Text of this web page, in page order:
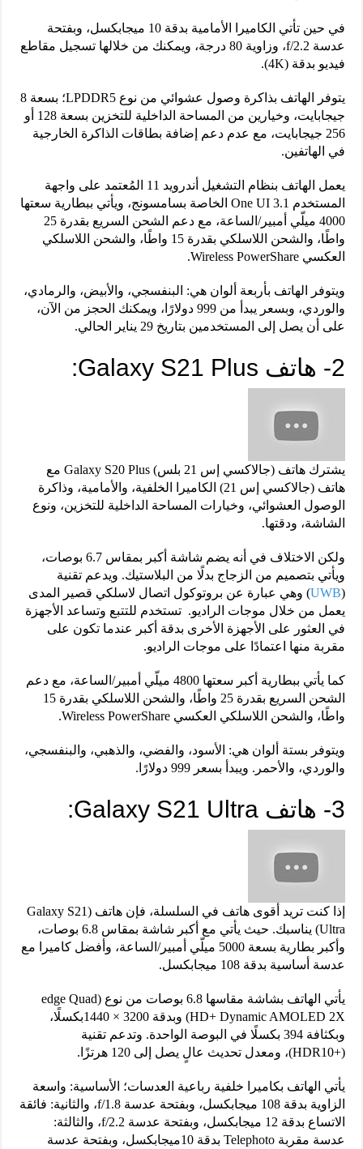
في حين تأتي الكاميرا الأمامية بدقة 10 ميجابكسل، وبفتحة
عدسة f/2.2، وزاوية 80 درجة، ويمكنك من خلالها تسجيل مقاطع
فيديو بدقة (4K).
يتوفر الهاتف بذاكرة وصول عشوائي من نوع LPDDR5؛ بسعة 8
جيجابايت، وخيارين من المساحة الداخلية للتخزين بسعة 128 أو
256 جيجابايت، مع عدم دعم إضافة بطاقات الذاكرة الخارجية
في الهاتفين.
يعمل الهاتف بنظام التشغيل أندرويد 11 المُعتمد على واجهة
المستخدم One UI 3.1 الخاصة بسامسونج، ويأتي ببطارية سعتها
4000 ميلّي أمبير/الساعة، مع دعم الشحن السريع بقدرة 25
واطًا، والشحن اللاسلكي بقدرة 15 واطًا، والشحن اللاسلكي
العكسي Wireless PowerShare.
ويتوفر الهاتف بأربعة ألوان هي: البنفسجي، والأبيض، والرمادي،
والوردي، وبسعر يبدأ من 999 دولارًا، ويمكنك الحجز من الآن،
على أن يصل إلى المستخدمين بتاريخ 29 يناير الحالي.
2- هاتف Galaxy S21 Plus:
يشترك هاتف (جالاكسي إس 21 بلس) Galaxy S20 Plus مع
هاتف (جالاكسي إس 21) الكاميرا الخلفية، والأمامية، وذاكرة
الوصول العشوائي، وخيارات المساحة الداخلية للتخزين، ونوع
الشاشة، ودقتها.
ولكن الاختلاف في أنه يضم شاشة أكبر بمقاس 6.7 بوصات،
ويأتي بتصميم من الزجاج بدلًا من البلاستيك. ويدعم تقنية
(
UWB) وهي عبارة عن بروتوكول اتصال لاسلكي قصير المدى
يعمل من خلال موجات الراديو. تستخدم للتتبع وتساعد الأجهزة
في العثور على الأجهزة الأخرى بدقة أكبر عندما تكون على
مقربة منها اعتمادًا على موجات الراديو.
كما يأتي ببطارية أكبر سعتها 4800 ميلّي أمبير/الساعة، مع دعم
الشحن السريع بقدرة 25 واطًا، والشحن اللاسلكي بقدرة 15
واطًا، والشحن اللاسلكي العكسي Wireless PowerShare.
ويتوفر بستة ألوان هي: الأسود، والفضي، والذهبي، والبنفسجي،
والوردي، والأحمر. ويبدأ بسعر 999 دولارًا.
3- هاتف Galaxy S21 Ultra:
إذا كنت تريد أقوى هاتف في السلسلة، فإن هاتف (Galaxy S21
Ultra) يناسبك. حيث يأتي مع أكبر شاشة بمقاس 6.8 بوصات،
وأكبر بطارية بسعة 5000 ميلّي أمبير/الساعة، وأفضل كاميرا مع
عدسة أساسية بدقة 108 ميجابكسل.
يأتي الهاتف بشاشة مقاسها 6.8 بوصات من نوع (edge Quad
HD+ Dynamic AMOLED 2X) وبدقة 3200 × 1440بكسلًا،
وبكثافة 394 بكسلًا في البوصة الواحدة. وتدعم تقنية
(+HDR10)، ومعدل تحديث عالٍ يصل إلى 120 هرتزًا.
يأتي الهاتف بكاميرا خلفية رباعية العدسات؛ الأساسية: واسعة
الزاوية بدقة 108 ميجابكسل، وبفتحة عدسة f/1.8، والثانية: فائقة
الاتساع بدقة 12 ميجابكسل، وبفتحة عدسة f/2.2، والثالثة:
عدسة مقربة Telephoto بدقة 10ميجابكسل، وبفتحة عدسة